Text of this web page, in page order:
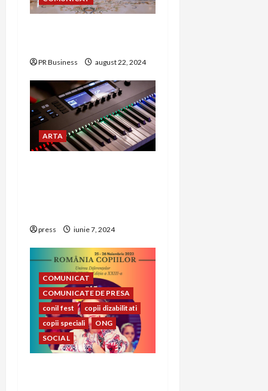
PR Business august 22, 2024
ARTA
press iunie 7, 2024
COMUNICAT
COMUNICATE DE PRESA
conil fest
copii dizabilitati
copii speciali
ONG
SOCIAL